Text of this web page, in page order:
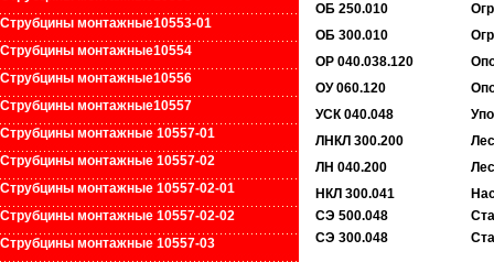
Струбцины монтажные10553-01
Струбцины монтажные10554
Струбцины монтажные10556
Струбцины монтажные10557
Струбцины монтажные 10557-01
Струбцины монтажные 10557-02
Струбцины монтажные 10557-02-01
Струбцины монтажные 10557-02-02
Струбцины монтажные 10557-03
ОБ 250.010
ОБ 300.010
ОР 040.038.120
ОУ 060.120
УСК 040.048
ЛНКЛ 300.200
ЛН 040.200
НКЛ 300.041
СЭ 500.048
СЭ 300.048